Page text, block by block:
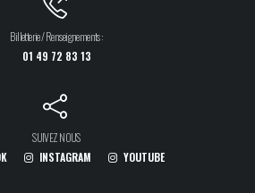
Billetterie / Renseignements :
01 49 72 83 13
SUIVEZ NOUS
INSTAGRAM YOUTUBE